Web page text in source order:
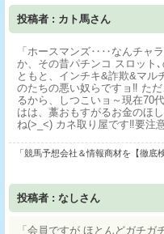
投稿者 : カト馬さん
「ホースマンズ‥‥なんチャ
か、その昔パチンコ スロット
ともと、インチキ&詐欺&マル
のたちの悪い奴らですョ‼ た
るから、しつこいョ～現在70
はは、藁おもすがるお金のほ
ね(>_<) カネ取り屋です‼要注意
「競馬予想会社＆情報商材を【徹
投稿者 : なしさん
「会員ですが ほとんどガチ